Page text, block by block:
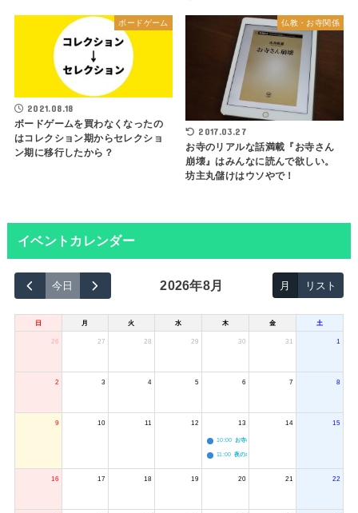
ボードゲーム
2021.08.18
ボードゲームを買わなくなったの
はコレクション期からセレクショ
ン期に移行したから？
仏教・お寺関係
2017.03.27
お寺のリアルな話満載『お寺さん
崩壊』はみんなに読んで欲しい。
坊主丸儲けはウソやで！
イベントカレンダー
今日 2026年8月 月 リスト
日 月 火 水 木 金 土
26 27 28 29 30 31 1
2 3 4 5 6 7 8
9 10 11 12 13
10:00 お寺のジャグリング教室
11:00 夜のボードゲーム会
14 15
16 17 18 19 20 21 22